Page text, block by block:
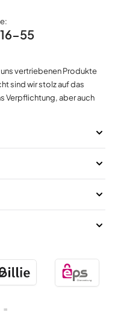
55
vertriebenen Produkte
sind wir stolz auf das
Verpflichtung, aber auch